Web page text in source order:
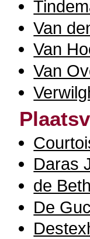
Van
Van
Van
Daras
de
De